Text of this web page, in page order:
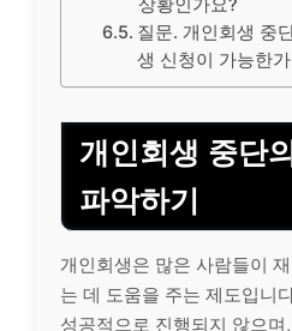
질문. 개인회생 중
생 신청이 가능한
개인회생 중단
파악하기
개인회생은 많은 사람들이
는 데 도움을 주는 제도입니
성공적으로 진행되지 않으며,